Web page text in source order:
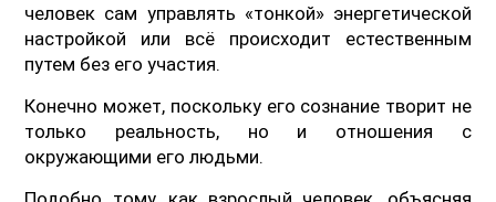
человек сам управлять «тонкой» энергетической
настройкой или всё происходит естественным
путем без его участия.
Конечно может, поскольку его сознание творит не
только реальность, но и отношения с
окружающими его людьми.